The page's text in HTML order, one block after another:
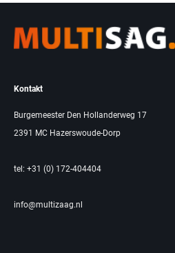
Kontakt
Burgemeester Den Hollanderweg 17
2391 MC Hazerswoude-Dorp
tel: +31 (0) 172-404404
info@multizaag.nl